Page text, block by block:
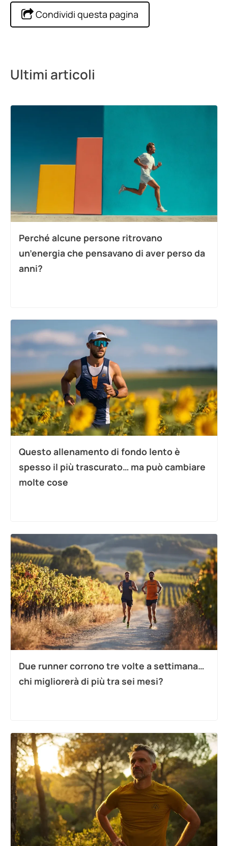
Condividi questa pagina
Ultimi articoli
Perché alcune persone ritrovano
un’energia che pensavano di aver perso da
anni?
Questo allenamento di fondo lento è
spesso il più trascurato… ma può cambiare
molte cose
Due runner corrono tre volte a settimana…
chi migliorerà di più tra sei mesi?